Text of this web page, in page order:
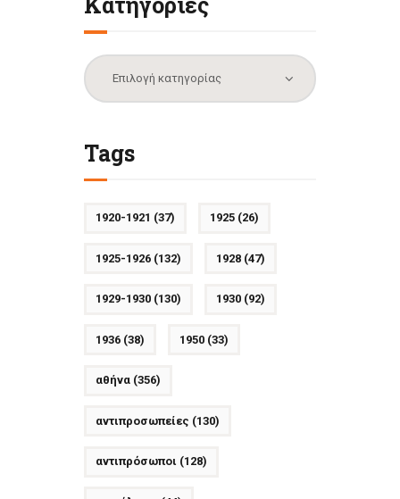
Κατηγορίες
Tags
1920-1921 (37) 1925(26)
1925-1926(132) 1928(47)
1929-1930(130) 1930(92)
1936(38) 1950(33)
αθήνα(356)
αντιπροσωπείες (130)
αντιπρόσωποι (128)